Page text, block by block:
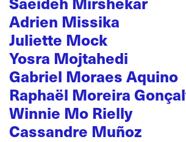
Adrien Missika
Juliette Mock
Yosra Mojtahedi
Gabriel Moraes Aquino
Raphaël Moreira
Winnie Mo Rielly
Cassandre Muñoz